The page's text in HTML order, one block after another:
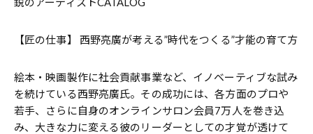
【匠の仕事】 西野亮廣が考える”時代をつくる”才能の育て方
絵本・映画製作に社会貢献事業など、イノベーティブな試み
を続けている西野亮廣氏。その成功には、各方面のプロや
若手、さらに自身のオンラインサロン会員7万人を巻き込
み、大きな力に変える彼のリーダーとしての才覚が透けて